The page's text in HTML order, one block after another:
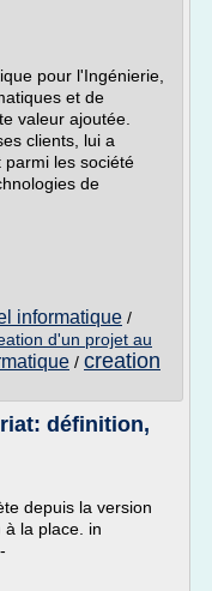
pour l'Ingénierie,
et de
valeur ajoutée.
clients, lui a
parmi les société
de
informatique /
d'un projet au
/ creation
définition,
depuis la version
la place. in